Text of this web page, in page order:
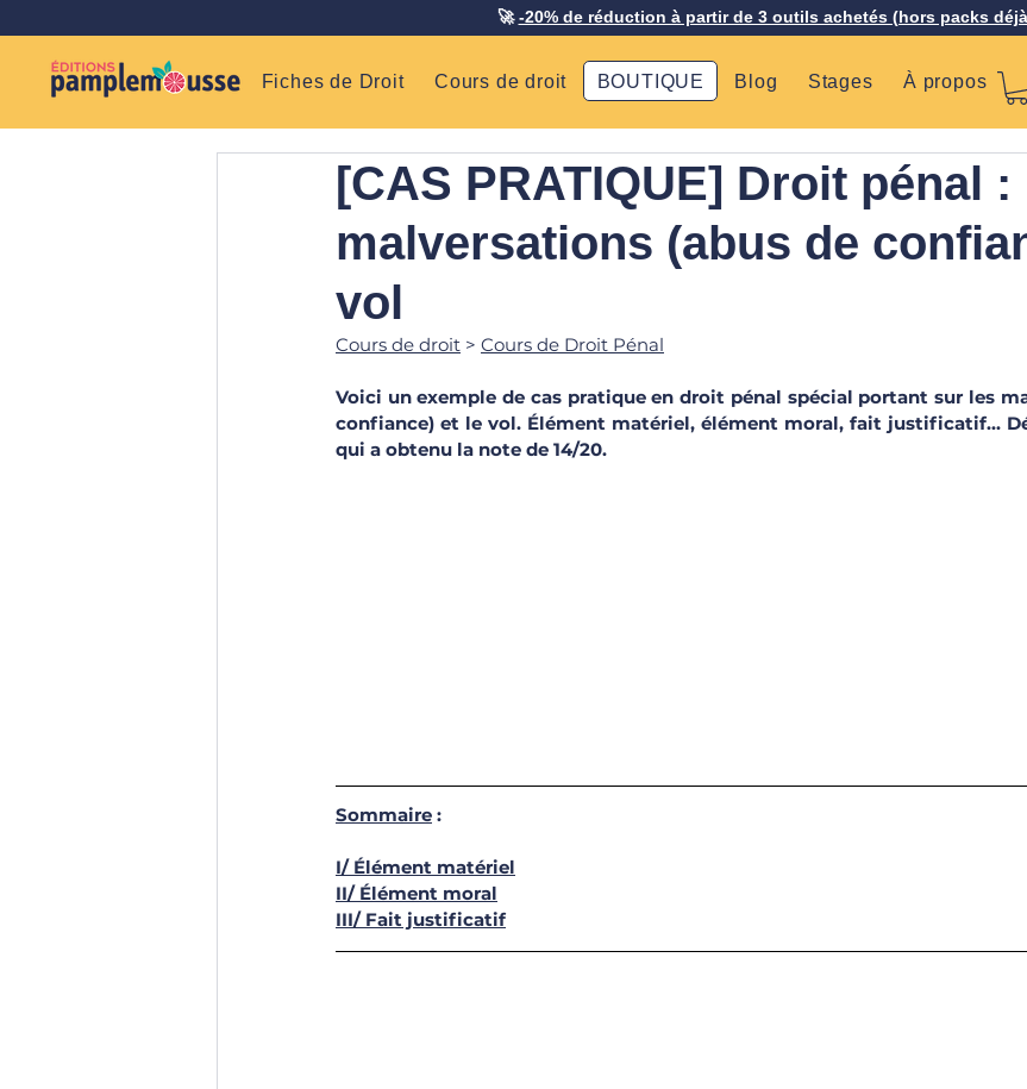
🚀-20% de réduction à partir de 3 outils achetés (hors packs
Fiches de Droit Cours de droit BOUTIQUE Blog Stages À propos
[CAS PRATIQUE] Droit pénal :
malversations (abus de
vol
Cours de droit > Cours de Droit Pénal
Voici un exemple de cas pratique en droit pénal spécial portant sur les
confiance) et le vol. Élément matériel, élément moral, fait justificatif...
qui a obtenu la note de 14/20.
Sommaire :
I/ Élément matériel
II/ Élément moral
III/ Fait justificatif